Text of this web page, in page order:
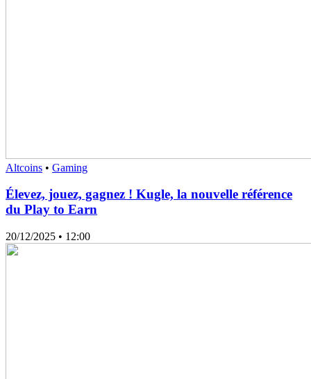
Altcoins • Gaming
Élevez, jouez, gagnez ! Kugle, la nouvelle référence
du Play to Earn
20/12/2025 • 12:00